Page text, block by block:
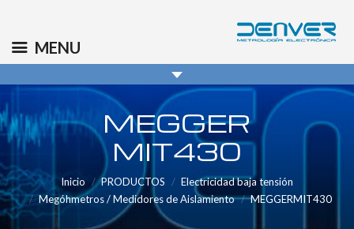
info@denver.es
MEGGER
MIT430
Inicio PRODUCTOS
Electricidad baja tensión
Megóhmetros / Medidores de Aislamiento
MEGGERMIT430
MENU